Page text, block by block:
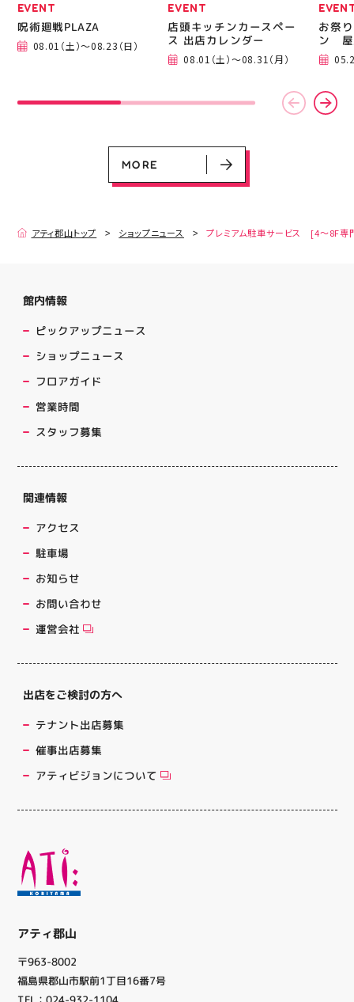
レンダー
評営業中！
車サービス
専門店対象]
MORE
EVENT
呪術廻戦PLAZA
08.01（土）～08.23（日）
EVENT
店頭キッチンカースペー
ス 出店カレンダー
08.01（土）～08.31（月）
お祭
ン 屋
MORE
アティ郡山トップ ショップニュース プレミアム駐車サービス [4～8F専
アティ郡山
〒963-8002
福島県郡山市駅前1丁目16番7号
館内情報
ピックアップニュース
ショップニュース
フロアガイド
営業時間
スタッフ募集
関連情報
アクセス
駐車場
お知らせ
お問い合わせ
運営会社
出店をご検討の方へ
テナント出店募集
催事出店募集
アティビジョンについて